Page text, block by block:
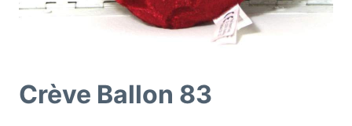
Crève Ballon 83